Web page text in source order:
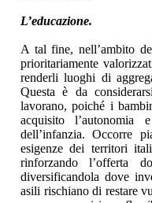
L’educazione.
A tal fine, nell’ambito
prioritariamente
renderli luoghi di
Questa è da
lavorano, poiché i
acquisito l’autonomia
dell’infanzia. Occorre
esigenze dei territori
rinforzando l’offerta
diversificandola dove
asili rischiano di restare